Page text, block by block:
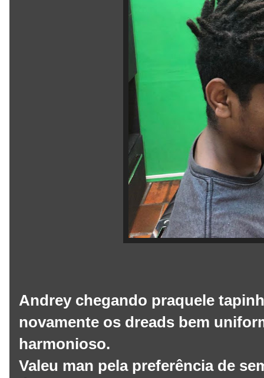
Andrey chegando praquele
novamente os dreads bem
harmonioso.
Valeu man pela preferência de